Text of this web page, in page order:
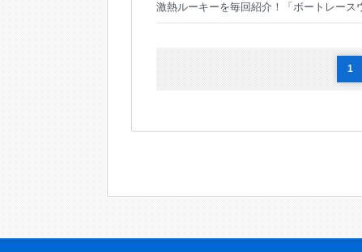
激熱ルーキーを毎回紹介！「ボートレース
1